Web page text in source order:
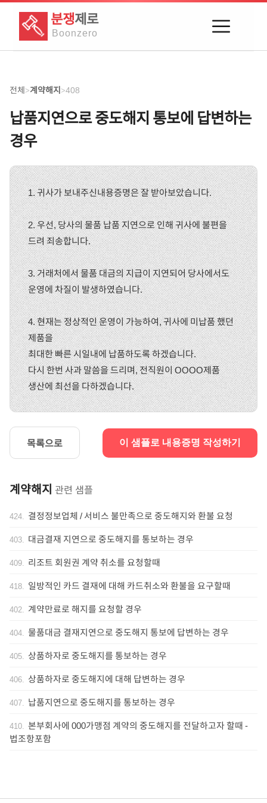
분쟁제로
Boonzero
전체>계약해지>408
납품지연으로 중도해지 통보에 답변하는
경우
1. 귀사가 보내주신내용증명은 잘 받아보았습니다.
2. 우선, 당사의 물품 납품 지연으로 인해 귀사에 불편을
드려 죄송합니다.
3. 거래처에서 물품 대금의 지급이 지연되어 당사에서도
운영에 차질이 발생하였습니다.
4. 현재는 정상적인 운영이 가능하여, 귀사에 미납품 했던
제품을
최대한 빠른 시일내에 납품하도록 하겠습니다.
다시 한번 사과 말씀을 드리며, 전직원이 OOOO제품
생산에 최선을 다하겠습니다.
목록으로 이 샘플로 내용증명 작성하기
계약해지 관련 샘플
424. 결정정보업체 / 서비스 불만족으로 중도해지와 환불 요청
403. 대금결재 지연으로 중도해지를 통보하는 경우
409. 리조트 회원권 계약 취소를 요청할때
418. 일방적인 카드 결재에 대해 카드취소와 환불을 요구할때
402. 계약만료로 해지를 요청할 경우
404. 물품대금 결재지연으로 중도해지 통보에 답변하는 경우
405. 상품하자로 중도해지를 통보하는 경우
406. 상품하자로 중도해지에 대해 답변하는 경우
407. 납품지연으로 중도해지를 통보하는 경우
410. 본부회사에 000가맹점 계약의 중도해지를 전달하고자 할때 -
법조항포함